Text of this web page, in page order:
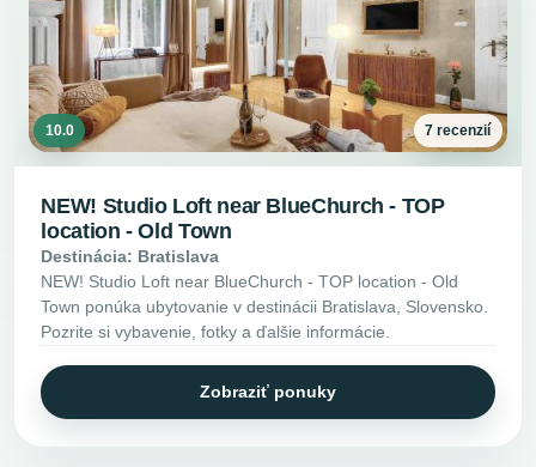
10.0 7 recenzií
NEW! Studio Loft near BlueChurch - TOP
location - Old Town
Destinácia: Bratislava
NEW! Studio Loft near BlueChurch - TOP location - Old
Town ponúka ubytovanie v destinácii Bratislava, Slovensko.
Pozrite si vybavenie, fotky a ďalšie informácie.
Zobraziť ponuky